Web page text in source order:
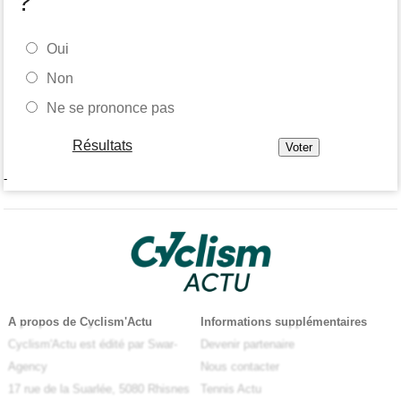
Oui
Non
Ne se prononce pas
Résultats
-
A propos de Cyclism'Actu
Cyclism'Actu est édité par Swar-
Agency
17 rue de la Suarlée, 5080 Rhisnes
Informations supplémentaires
Devenir partenaire
Nous contacter
Tennis Actu